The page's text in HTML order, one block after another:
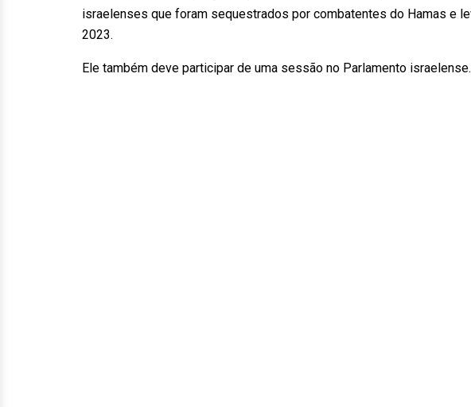
israelenses que foram sequestrados por combatentes do Hamas e
2023.
Ele também deve participar de uma sessão no Parlamento israelense.